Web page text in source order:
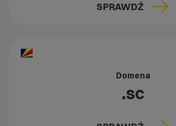
SPRAWDŹ
Domena
.sc